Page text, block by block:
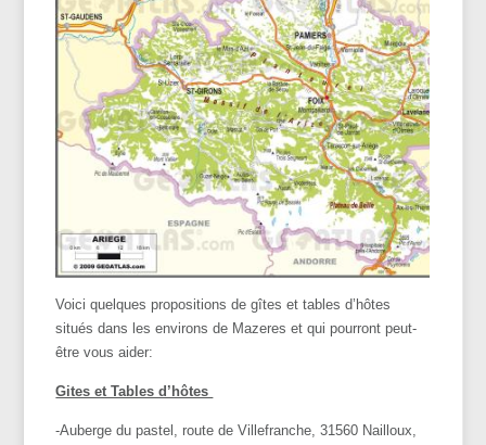
Voici quelques propositions de gîtes et tables d’hôtes
situés dans les environs de Mazeres et qui pourront peut-
être vous aider:
Gites et Tables d’hôtes
-Auberge du pastel, route de Villefranche, 31560 Nailloux,